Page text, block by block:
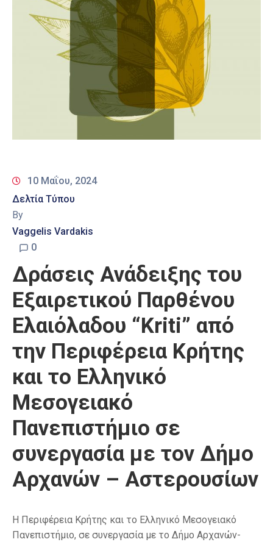
10 Μαΐου, 2024
Δελτία Τύπου
By
Vaggelis Vardakis
0
Δράσεις Ανάδειξης του
Εξαιρετικού Παρθένου
Ελαιόλαδου “Kriti” από
την Περιφέρεια Κρήτης
και το Ελληνικό
Μεσογειακό
Πανεπιστήμιο σε
συνεργασία με τον Δήμο
Αρχανών – Αστερουσίων
Η Περιφέρεια Κρήτης και το Ελληνικό Μεσογειακό
Πανεπιστήμιο, σε συνεργασία με το Δήμο Αρχανών-